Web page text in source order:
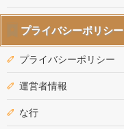
プライバシーポリシー
プライバシーポリシー
運営者情報
な行